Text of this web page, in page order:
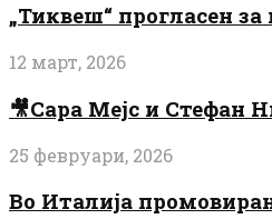
„Тиквеш“ прогласен
12 март, 2026
🎥Сара Мејс и Стефан
25 февруари, 2026
Во Италија